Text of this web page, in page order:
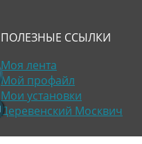
ПОЛЕЗНЫЕ ССЫЛКИ
Моя лента
Мой профайл
Мои установки
Деревенский Москвич